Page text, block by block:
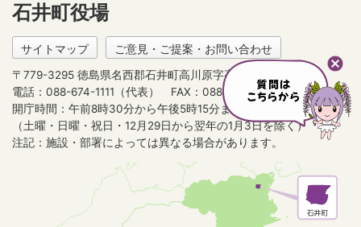
石井町役場
サイトマップ ご意見・ご提案・お問い合わせ
〒779-3295 徳島県名西郡石井町高川原字高川原121-1
電話：088-674-1111（代表）
FAX：088-675-1500
開庁時間：午前8時30分から午後5時15分まで
（土曜・日曜・祝日・12月29日から翌年の1月3日を除く）
注記：施設・部署によっては異なる場合があります。